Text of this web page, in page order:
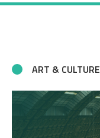
ART & CULTURE